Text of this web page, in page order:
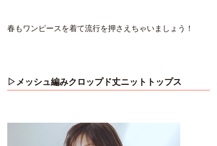
春もワンピースを着て流行を押さえちゃいましょう！
▷メッシュ編みクロップド丈ニットトップス